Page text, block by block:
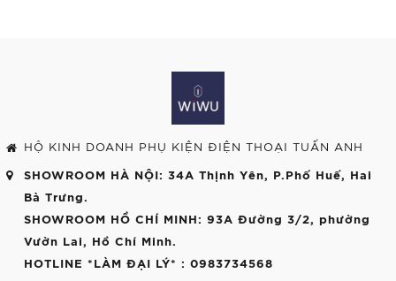
HỘ KINH DOANH PHỤ KIỆN ĐIỆN THOẠI TUẤN ANH
SHOWROOM HÀ NỘI: 34A Thịnh Yên, P.Phố Huế, Hai
Bà Trưng.
SHOWROOM HỒ CHÍ MINH: 93A Đường 3/2, phường
Vườn Lai, Hồ Chí Minh.
HOTLINE *LÀM ĐẠI LÝ* : 0983734568